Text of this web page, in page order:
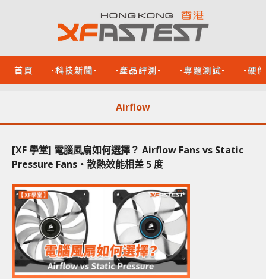
首頁 -科技新聞- -產品評測- -專題測試- -硬
Airflow
[XF 學堂] 電腦風扇如何選擇？ Airflow Fans vs Static
Pressure Fans‧散熱效能相差 5 度